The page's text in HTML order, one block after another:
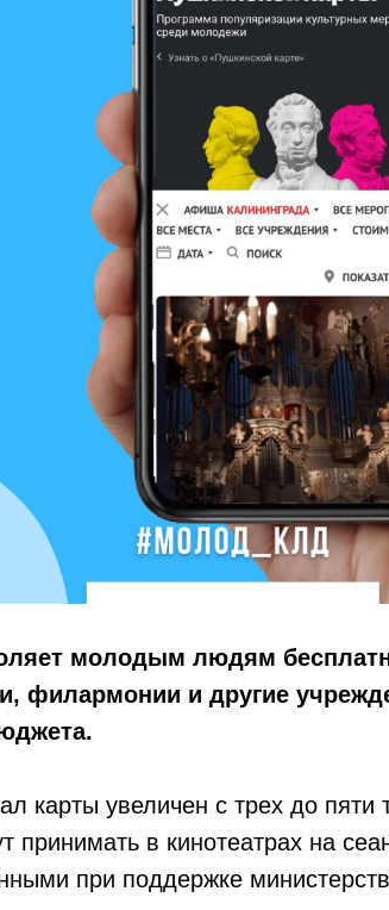
молодым людям
филармонии и другие
карты увеличен с трех до пяти
принимать в кинотеатрах на
при поддержке